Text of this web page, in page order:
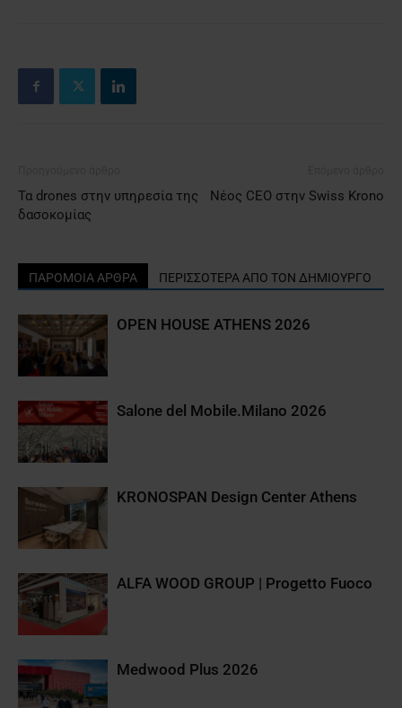
Τα drones στην υπηρεσία της
δασοκομίας
Νέος CEO στην Swiss Krono
ΠΑΡΟΜΟΙΑ ΑΡΘΡΑ ΠΕΡΙΣΣΟΤΕΡΑ ΑΠΟ ΤΟΝ ΔΗΜΙΟΥΡΓΟ
OPEN HOUSE ATHENS 2026
Salone del Mobile.Milano 2026
KRONOSPAN Design Center Athens
ALFA WOOD GROUP | Progetto Fuoco
Medwood Plus 2026